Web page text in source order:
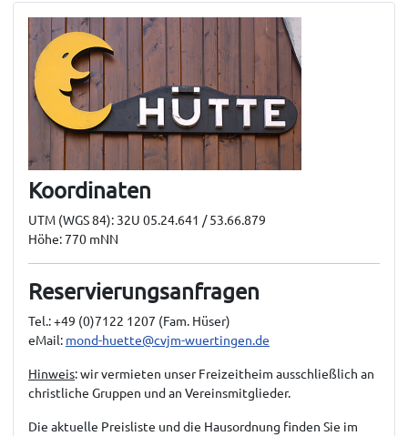
Koordinaten
UTM (WGS 84): 32U 05.24.641 / 53.66.879
Höhe: 770 mNN
Reservierungsanfragen
Tel.: +49 (0)7122 1207 (Fam. Hüser)
eMail: mond-huette@cvjm-wuertingen.de
Hinweis: wir vermieten unser Freizeitheim ausschließlich an
christliche Gruppen und an Vereinsmitglieder.
Die aktuelle Preisliste und die Hausordnung finden Sie im